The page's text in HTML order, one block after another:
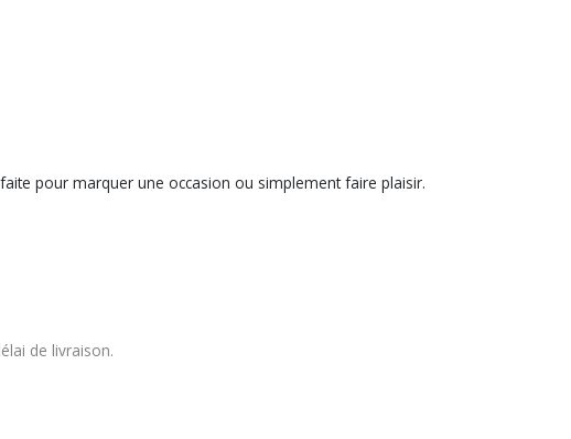
pour marquer une occasion ou simplement faire plaisir.
de livraison.